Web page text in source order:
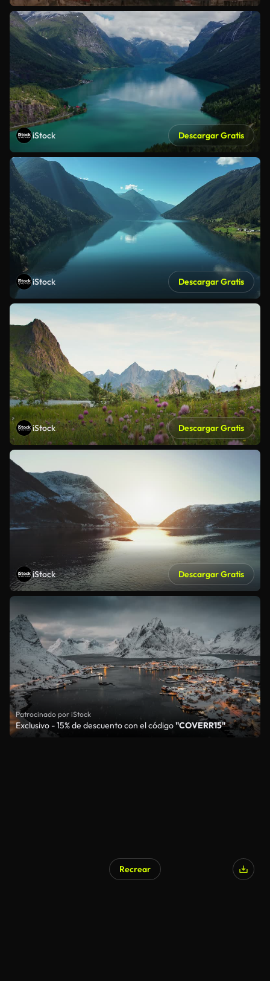
iStock Descargar Gratis
iStock Descargar Gratis
iStock Descargar Gratis
iStock Descargar Gratis
Patrocinado por iStock
Exclusivo - 15% de descuento con el código"COVERR15"
Recrear